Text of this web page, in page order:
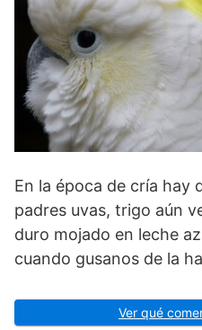
En la época de cría hay
padres uvas, trigo aún
duro mojado en leche
cuando gusanos de la
Ver qué